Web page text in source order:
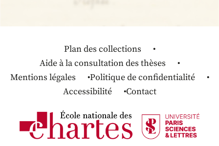
Plan des collections
Aide à la consultation des thèses
Mentions légales
Politique de confidentialité
Accessibilité
Contact